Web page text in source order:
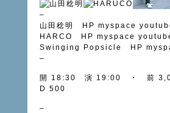
–
山田稔明
HP myspace
HARCO
HP myspace
Swinging Popsicle
HP
–
開 18:30 演 19:00 ・ 前
D 500
–